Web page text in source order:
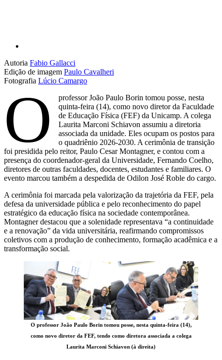
Autoria Fabio Gallacci
Edição de imagem Paulo Cavalheri
Fotografia Lúcio Camargo
O
professor João Paulo Borin tomou posse, nesta
quinta-feira (14), como novo diretor da Faculdade
de Educação Física (FEF) da Unicamp. A colega
Laurita Marconi Schiavon assumiu a diretoria
associada da unidade. Eles ocupam os postos para
o quadriênio 2026-2030. A cerimônia de transição
foi presidida pelo reitor, Paulo Cesar Montagner, e contou com a
presença do coordenador-geral da Universidade, Fernando Coelho,
diretores de outras faculdades, docentes, estudantes e familiares. O
evento marcou também a despedida de Odilon José Roble do cargo.
A cerimônia foi marcada pela valorização da trajetória da FEF, pela
defesa da universidade pública e pelo reconhecimento do papel
estratégico da educação física na sociedade contemporânea.
Montagner destacou que a solenidade representava “a continuidade
e a renovação” da vida universitária, reafirmando compromissos
coletivos com a produção de conhecimento, formação acadêmica e a
transformação social.
O professor João Paulo Borin tomou posse, nesta quinta-feira (14),
como novo diretor da FEF, tendo como diretora associada a colega
Laurita Marconi Schiavon (à direita)